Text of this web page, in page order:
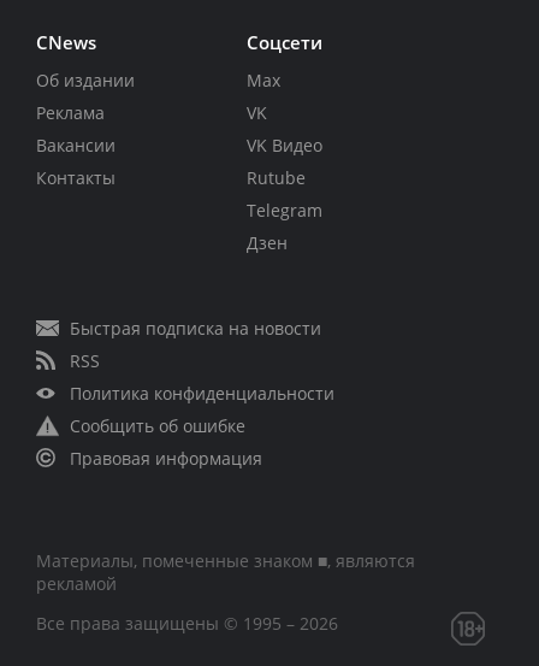
CNews
Об издании
Реклама
Вакансии
Контакты
Соцсети
Max
VK
VK Видео
Rutube
Telegram
Дзен
Быстрая подписка на новости
RSS
Политика конфиденциальности
Сообщить об ошибке
Правовая информация
Материалы, помеченные знаком ■, являются
рекламой
Все права защищены © 1995 – 2026